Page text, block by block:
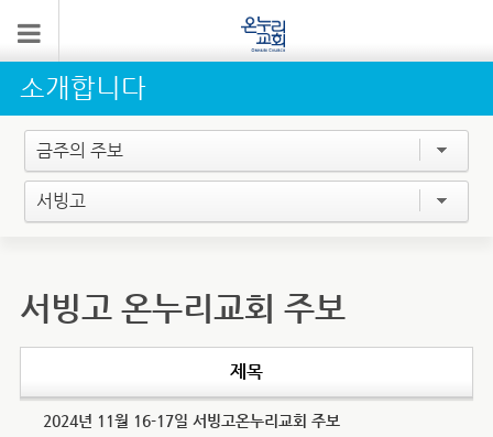
소개합니다
금주의 주보
서빙고
서빙고 온누리교회 주보
제목
2024년 11월 16-17일 서빙고온누리교회 주보